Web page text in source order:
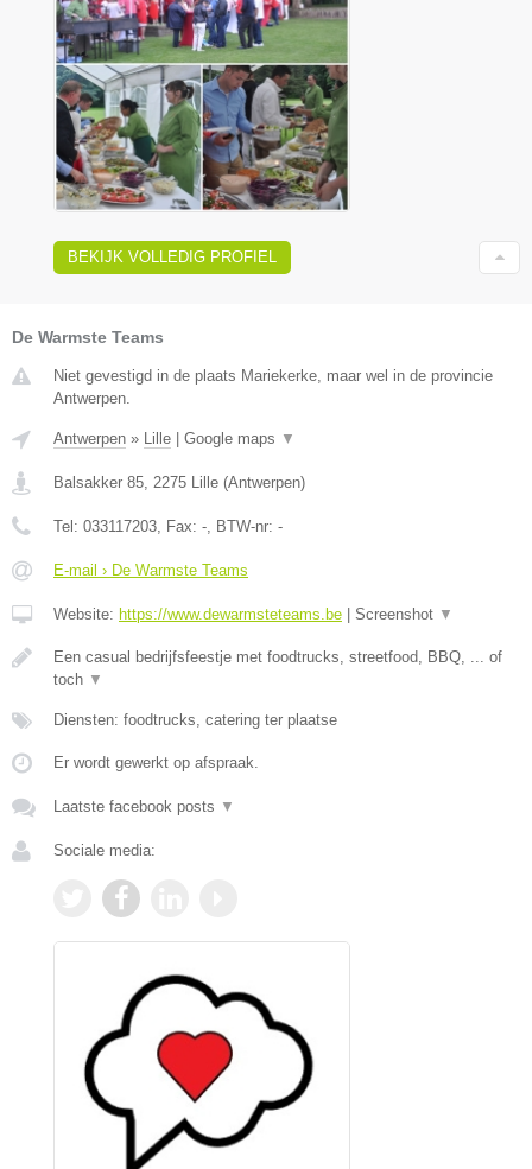
BEKIJK VOLLEDIG PROFIEL
De Warmste Teams
Niet gevestigd in de plaats Mariekerke, maar wel in de provincie
Antwerpen.
Antwerpen » Lille Google maps ▼
Balsakker 85 2275 Lille (Antwerpen)
Tel: 033117203 , Fax: - , BTW-nr: -
E-mail › De Warmste Teams
Website: https://www.dewarmsteteams.be Screenshot ▼
Een casual bedrijfsfeestje met foodtrucks, streetfood, BBQ, ... of
toch ▼
Diensten: foodtrucks, catering ter plaatse
Er wordt gewerkt op afspraak.
Laatste facebook posts ▼
Sociale media: